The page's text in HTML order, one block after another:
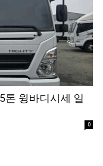
톤 윙바디시세 일
0